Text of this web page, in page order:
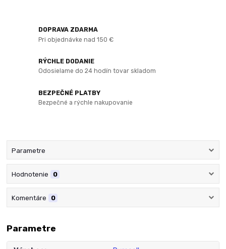
DOPRAVA ZDARMA
Pri objednávke nad 150 €
RÝCHLE DODANIE
Odosielame do 24 hodín tovar skladom
BEZPEČNÉ PLATBY
Bezpečné a rýchle nakupovanie
Parametre
Hodnotenie 0
Komentáre 0
Parametre